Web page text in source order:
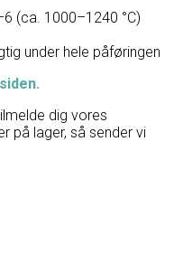
(ca. 1000–1240 °C)
under hele påføringen
dig vores
på lager, så sender vi